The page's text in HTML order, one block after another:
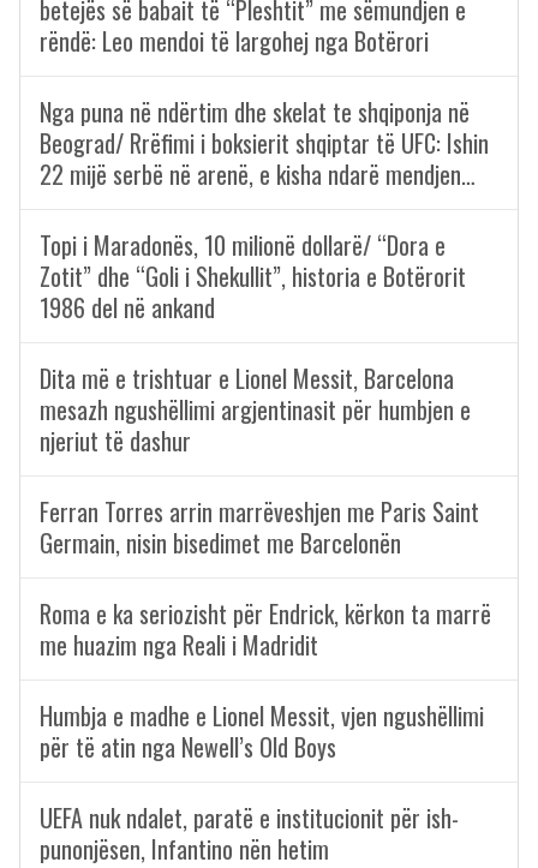
betejës së babait të “Pleshtit” me sëmundjen e
rëndë: Leo mendoi të largohej nga Botërori
Nga puna në ndërtim dhe skelat te shqiponja në
Beograd/ Rrëfimi i boksierit shqiptar të UFC: Ishin
22 mijë serbë në arenë, e kisha ndarë mendjen…
Topi i Maradonës, 10 milionë dollarë/ “Dora e
Zotit” dhe “Goli i Shekullit”, historia e Botërorit
1986 del në ankand
Dita më e trishtuar e Lionel Messit, Barcelona
mesazh ngushëllimi argjentinasit për humbjen e
njeriut të dashur
Ferran Torres arrin marrëveshjen me Paris Saint
Germain, nisin bisedimet me Barcelonën
Roma e ka seriozisht për Endrick, kërkon ta marrë
me huazim nga Reali i Madridit
Humbja e madhe e Lionel Messit, vjen ngushëllimi
për të atin nga Newell’s Old Boys
UEFA nuk ndalet, paratë e institucionit për ish-
punonjësen, Infantino nën hetim